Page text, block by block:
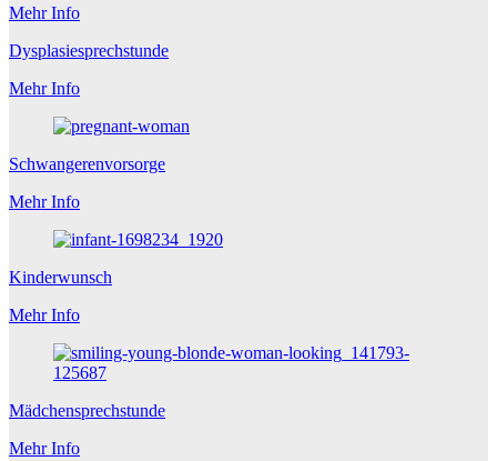
Mehr Info
Dysplasiesprechstunde
Mehr Info
Schwangerenvorsorge
Mehr Info
Kinderwunsch
Mehr Info
Mädchensprechstunde
Mehr Info